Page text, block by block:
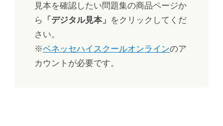
見本を確認したい問題集の商品ページか
ら 「デジタル見本」 をクリックしてくだ
さい。
※ベネッセハイスクールオンラインのア
カウントが必要です。